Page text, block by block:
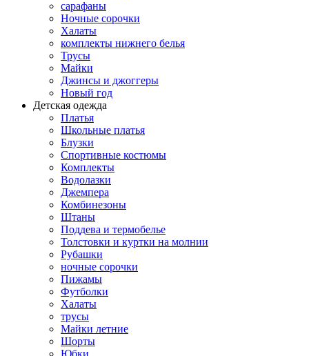
сарафаны
Ночные сорочки
Халаты
комплекты нижнего белья
Трусы
Майки
Джинсы и джоггеры
Новый год
Детская одежда
Платья
Школьные платья
Блузки
Спортивные костюмы
Комплекты
Водолазки
Джемпера
Комбинезоны
Штаны
Поддева и термобелье
Толстовки и куртки на молнии
Рубашки
ночные сорочки
Пижамы
Футболки
Халаты
трусы
Майки летние
Шорты
Юбки